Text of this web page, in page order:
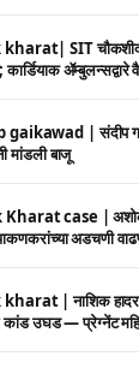
SIT
ॲम्बुलन्सद्वारे
gaikawad | संदीप
मांडली बाजू
case | अशोक
अडचणी
| नाशिक
कांड उघड — प्रेग्नेंट